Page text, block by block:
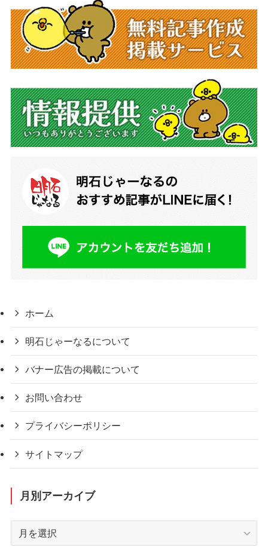
ホーム
明石じゃーなるについて
バナー広告の掲載について
お問い合わせ
プライバシーポリシー
サイトマップ
月別アーカイブ